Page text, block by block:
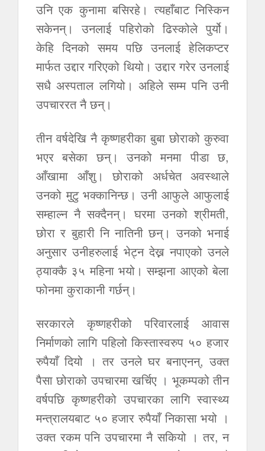
उनि एक कुनामा बसिरहे। त्यहाँबाट निस्किन
सकेनन्। उनलाई पहिरोको ढिस्कोले पुर्यो।
केहि दिनको समय पछि उनलाई हेलिकप्टर
मार्फत उद्दार गरिएको थियो। उद्दार गरेर उनलाई
सधै अस्पताल लगियो। अहिले सम्म पनि उनी
उपचाररत नै छन्।
तीन वर्षदेखि नै कृष्णहरीका बुबा छोराको कुरुवा
भएर बसेका छन्। उनको मनमा पीडा छ,
आँखामा आँशु। छोराको अर्धचेत अवस्थाले
उनको मुटु भक्कानिन्छ। उनी आफुले आफुलाई
सम्हाल्न नै सक्दैनन्। घरमा उनको श्रीमती,
छोरा र बुहारी नि नातिनी छन्। उनको भनाई
अनुसार उनीहरुलाई भेट्न देख्न नपाएको उनले
ठ्याक्कै ३५ महिना भयो। सम्झना आएको बेला
फोनमा कुराकानी गर्छन्।
सरकारले कृष्णहरीको परिवारलाई आवास
निर्माणको लागि पहिलो किस्तास्वरुप ५० हजार
रुपैयाँ दियो । तर उनले घर बनाएनन्, उक्त
पैसा छोराको उपचारमा खर्चिए । भूकम्पको तीन
वर्षपछि कृष्णहरीको उपचारका लागि स्वास्थ्य
मन्त्रालयबाट ५० हजार रुपैयाँ निकासा भयो ।
उक्त रकम पनि उपचारमा नै सकियो । तर, न